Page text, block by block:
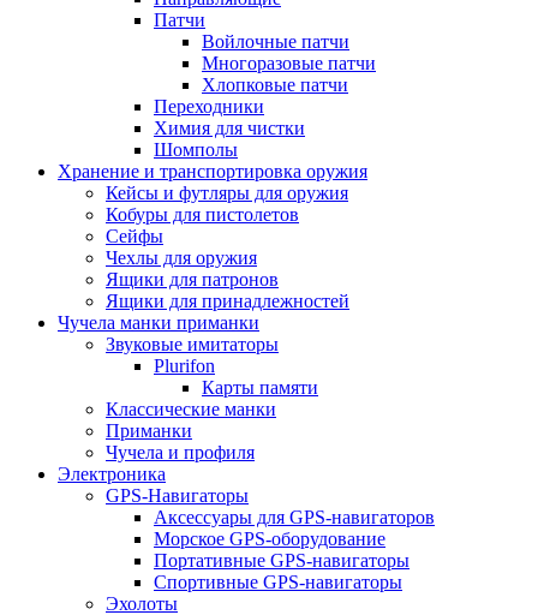
Патчи
Войлочные патчи
Многоразовые патчи
Хлопковые патчи
Переходники
Химия для чистки
Шомполы
Хранение и транспортировка оружия
Кейсы и футляры для оружия
Кобуры для пистолетов
Сейфы
Чехлы для оружия
Ящики для патронов
Ящики для принадлежностей
Чучела манки приманки
Звуковые имитаторы
Plurifon
Карты памяти
Классические манки
Приманки
Чучела и профиля
Электроника
GPS-Навигаторы
Аксессуары для GPS-навигаторов
Морское GPS-оборудование
Портативные GPS-навигаторы
Спортивные GPS-навигаторы
Эхолоты